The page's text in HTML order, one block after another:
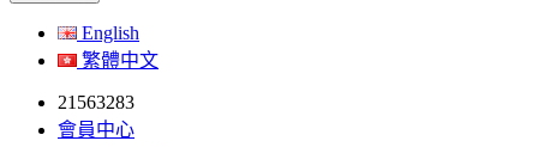
English
繁體中文
21563283
會員中心